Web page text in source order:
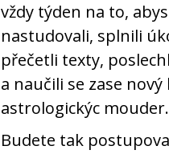
vždy týden na to,
nastudovali, splnili
přečetli texty,
a naučili se zase
astrologickýc mouder.
Budete tak